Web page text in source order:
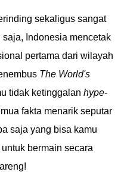
sekaligus sangat
Indonesia mencetak
pertama dari wilayah
The World's
tidak ketinggalan hype-
fakta menarik seputar
saja yang bisa kamu
bermain secara